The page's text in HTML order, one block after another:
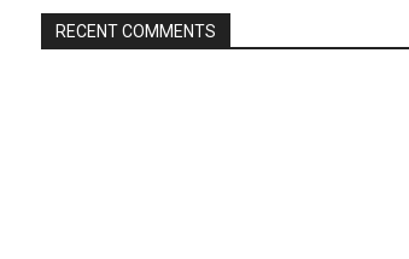
RECENT COMMENTS